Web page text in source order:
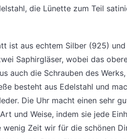
die Lünette zum Teil
ist aus echtem Silber (925)
Saphirgläser, wobei das
auch die Schrauben des
besteht aus Edelstahl und
Die Uhr macht einen sehr
und Weise, indem sie jede
wenig Zeit wir für die schönen